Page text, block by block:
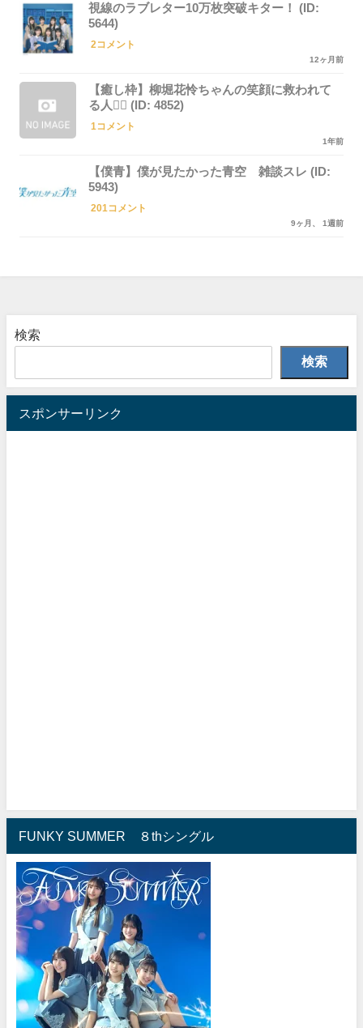
視線のラブレター10万枚突破キター！ (ID:
5644)
2コメント
12ヶ月前
【癒し枠】柳堀花怜ちゃんの笑顔に救われて
る人🙋‍♀️ (ID: 4852)
1コメント
1年前
【僕青】僕が見たかった青空 雑談スレ (ID:
5943)
201コメント
9ヶ月、 1週前
検索
検索
スポンサーリンク
FUNKY SUMMER ８thシングル